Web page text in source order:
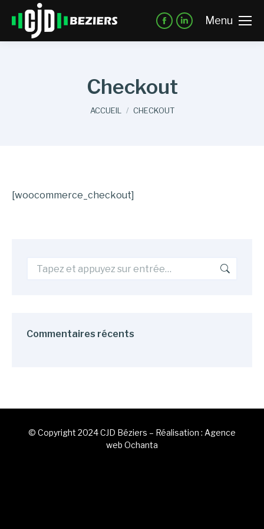
Menu
Checkout
Vous êtes ici :
ACCUEIL CHECKOUT
[woocommerce_checkout]
Commentaires récents
© Copyright 2024 CJD Béziers – Réalisation : Agence
web Ochanta